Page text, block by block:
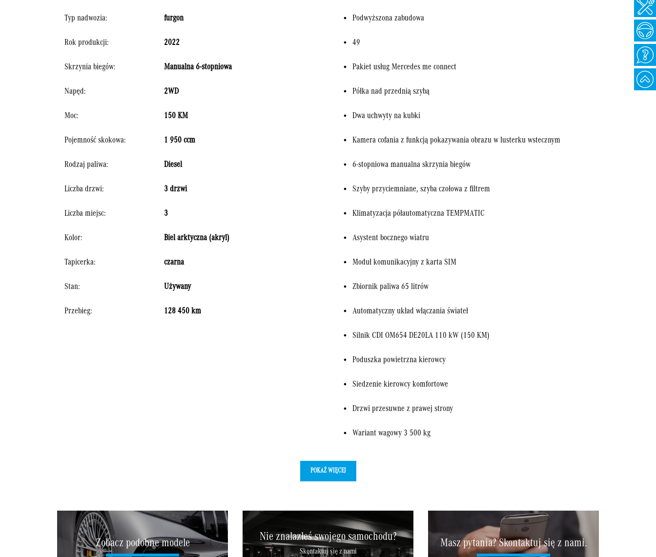
Typ nadwozia: furgon
Rok produkcji: 2022
Skrzynia biegów: Manualna 6-stopniowa
Napęd: 2WD
Moc: 150 KM
Pojemność skokowa: 1 950 ccm
Rodzaj paliwa: Diesel
Liczba drzwi: 3 drzwi
Liczba miejsc: 3
Kolor: Biel arktyczna (akryl)
Tapicerka: czarna
Stan: Używany
Przebieg: 128 450 km
Podwyższona zabudowa
49
Pakiet usług Mercedes me connect
Półka nad przednią szybą
Dwa uchwyty na kubki
Kamera cofania z funkcją pokazywania obrazu w lusterku wstecznym
6-stopniowa manualna skrzynia biegów
Szyby przyciemniane, szyba czołowa z filtrem
Klimatyzacja półautomatyczna TEMPMATIC
Asystent bocznego wiatru
Moduł komunikacyjny z karta SIM
Zbiornik paliwa 65 litrów
Automatyczny układ włączania świateł
Silnik CDI OM654 DE20LA 110 kW (150 KM)
Poduszka powietrzna kierowcy
Siedzenie kierowcy komfortowe
Drzwi przesuwne z prawej strony
Wariant wagowy 3 500 kg
POKAŻ WIĘCEJ
Zobacz podobne modele
Nie znalazłeś swojego samochodu?
Skontaktuj się z nami
Masz pytania? Skontaktuj się z nami.